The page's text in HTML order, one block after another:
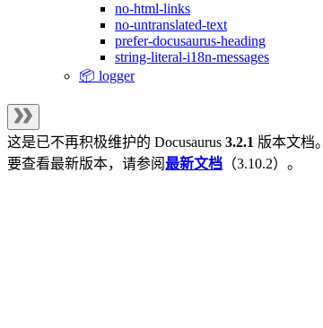
no-html-links
no-untranslated-text
prefer-docusaurus-heading
string-literal-i18n-messages
📦 logger
这是已不再积极维护的 Docusaurus 3.2.1 版本文档。
要查看最新版本，请参阅最新文档 （3.10.2）。